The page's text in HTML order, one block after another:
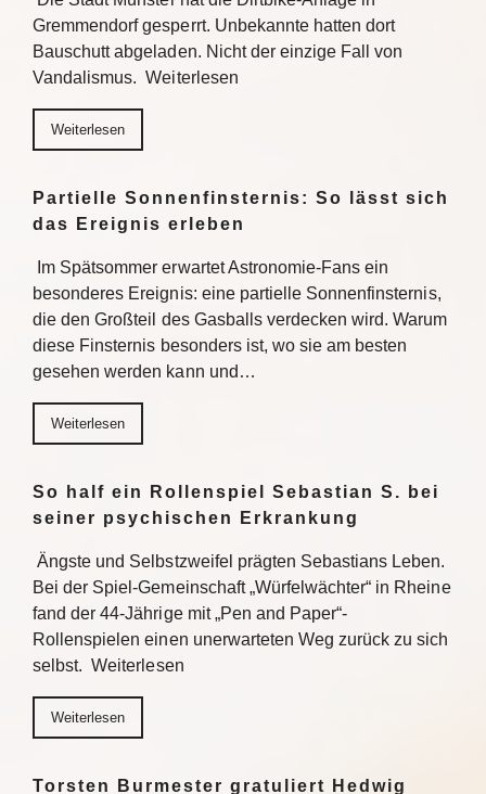
Gremmendorf gesperrt. Unbekannte hatten dort
Bauschutt abgeladen. Nicht der einzige Fall von
Vandalismus. Weiterlesen
Weiterlesen
Partielle Sonnenfinsternis: So lässt sich
das Ereignis erleben
Im Spätsommer erwartet Astronomie-Fans ein
besonderes Ereignis: eine partielle Sonnenfinsternis,
die den Großteil des Gasballs verdecken wird. Warum
diese Finsternis besonders ist, wo sie am besten
gesehen werden kann und…
Weiterlesen
So half ein Rollenspiel Sebastian S. bei
seiner psychischen Erkrankung
Ängste und Selbstzweifel prägten Sebastians Leben.
Bei der Spiel-Gemeinschaft „Würfelwächter“ in Rheine
fand der 44-Jährige mit „Pen and Paper“-
Rollenspielen einen unerwarteten Weg zurück zu sich
selbst. Weiterlesen
Weiterlesen
Torsten Burmester gratuliert Hedwig